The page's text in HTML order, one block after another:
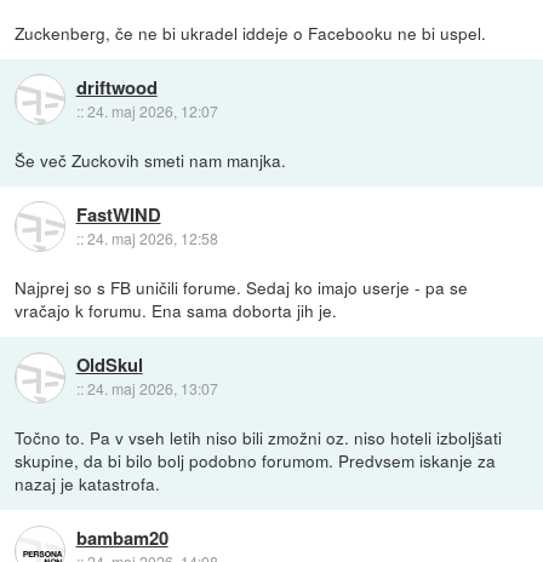
Zuckenberg, če ne bi ukradel iddeje o Facebooku ne bi uspel.
driftwood
::24. maj 2026, 12:07
Še več Zuckovih smeti nam manjka.
FastWIND
::24. maj 2026, 12:58
Najprej so s FB uničili forume. Sedaj ko imajo userje - pa se
vračajo k forumu. Ena sama doborta jih je.
OldSkul
::24. maj 2026, 13:07
Točno to. Pa v vseh letih niso bili zmožni oz. niso hoteli izboljšati
skupine, da bi bilo bolj podobno forumom. Predvsem iskanje za
nazaj je katastrofa.
bambam20